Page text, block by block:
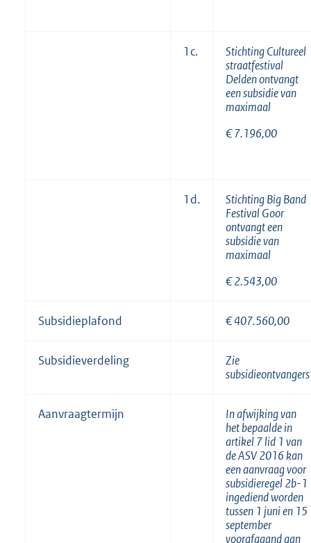
1c.
Stichting Cultureel
straatfestival
Delden ontvangt
een subsidie van
maximaal
€ 7.196,00
1d.
Stichting Big Band
Festival Goor
ontvangt een
subsidie van
maximaal
€ 2.543,00
Subsidieplafond € 407.560,00
Subsidieverdeling
Zie
subsidieontvangers
Aanvraagtermijn
In afwijking van
het bepaalde in
artikel 7 lid 1 van
de ASV 2016 kan
een aanvraag voor
subsidieregel 2b-1
ingediend worden
tussen 1 juni en 15
september
voorafgaand aan